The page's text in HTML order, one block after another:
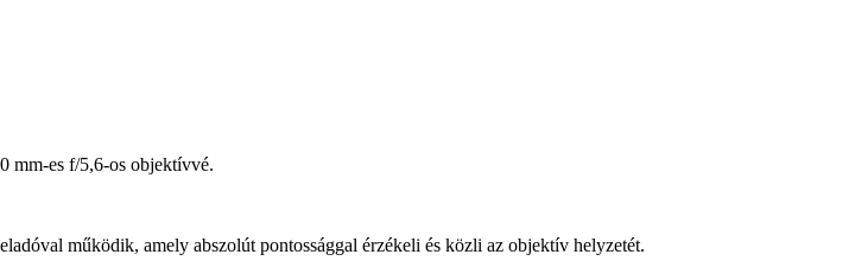
mm-es f/5,6-os objektívvé.
működik, amely abszolút pontossággal érzékeli és közli az objektív helyzetét.